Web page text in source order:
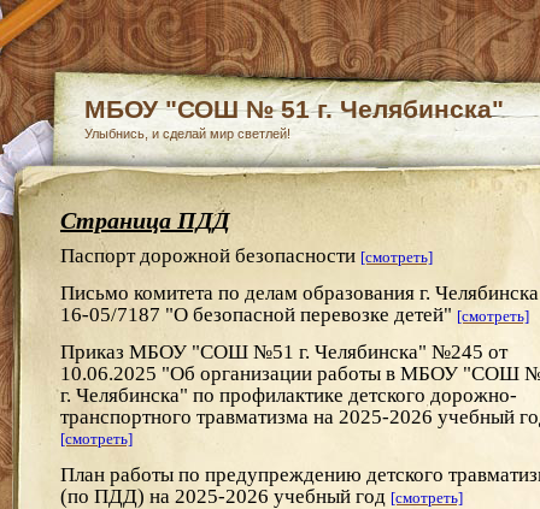
МБОУ "СОШ № 51 г. Челябинска"
Улыбнись, и сделай мир светлей!
Страница ПДД
Паспорт дорожной безопасности [смотреть]
Письмо комитета по делам образования г.
16-05/7187 "О безопасной перевозке детей" [смотреть]
Приказ МБОУ "СОШ №51 г. Челябинска" №245 от
10.06.2025 "Об организации работы в МБОУ "СОШ
г. Челябинска" по профилактике детского дорожно-
транспортного травматизма на 2025-2026 учебный
[смотреть]
План работы по предупреждению детского
(по ПДД) на 2025-2026 учебный год [смотреть]